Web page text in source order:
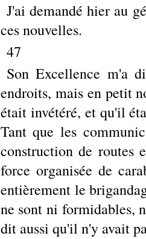
J'ai demandé hier au
ces nouvelles.
47
Son Excellence m'a
endroits, mais en petit
était invétéré, et qu'il
Tant que les
construction de routes
force organisée de
entièrement le
ne sont ni formidables,
dit aussi qu'il n'y avait